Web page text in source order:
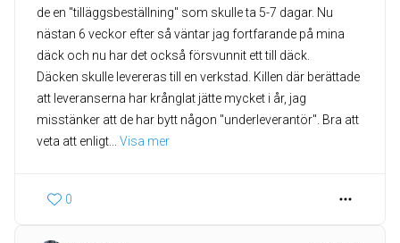
de en "tilläggsbeställning" som skulle ta 5-7 dagar. Nu
nästan 6 veckor efter så väntar jag fortfarande på mina
däck och nu har det också försvunnit ett till däck.
Däcken skulle levereras till en verkstad. Killen där berättade
att leveranserna har krånglat jätte mycket i år, jag
misstänker att de har bytt någon "underleverantör". Bra att
veta att enligt
Visa mer
0